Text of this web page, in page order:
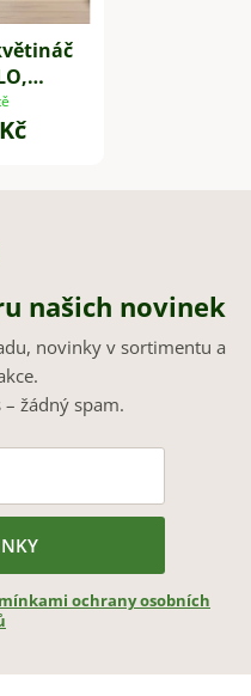
80
našich novinek
novinky v sortimentu a
žádný spam.
ochrany osobních